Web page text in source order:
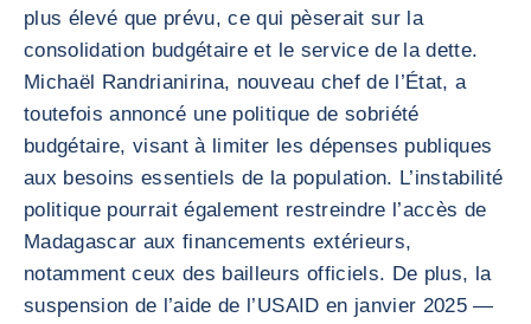
plus élevé que prévu, ce qui pèserait sur la
consolidation budgétaire et le service de la dette.
Michaël Randrianirina, nouveau chef de l’État, a
toutefois annoncé une politique de sobriété
budgétaire, visant à limiter les dépenses publiques
aux besoins essentiels de la population. L’instabilité
politique pourrait également restreindre l’accès de
Madagascar aux financements extérieurs,
notamment ceux des bailleurs officiels. De plus, la
suspension de l’aide de l’USAID en janvier 2025 —